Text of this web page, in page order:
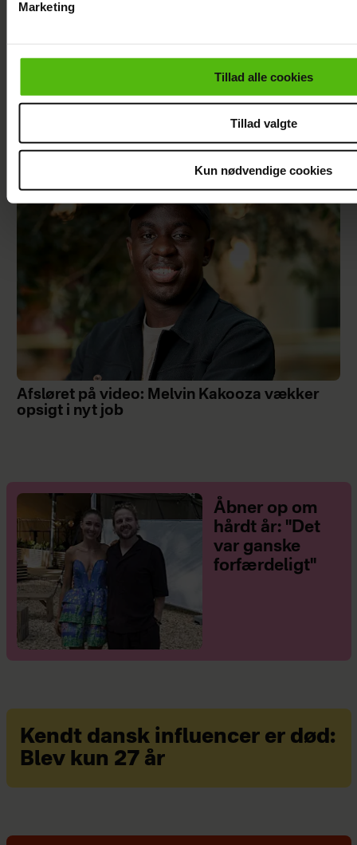
cookiepolitik.
Marketing
Tillad alle cookies
Tillad valgte
Kun nødvendige cookies
Andreas Odbjerg afslører stor beslutning:
Slut efter to år
Afsløret på video: Melvin Kakooza vækker
opsigt i nyt job
Åbner op om
hårdt år: "Det
var ganske
forfærdeligt"
Kendt dansk influencer er død:
Blev kun 27 år